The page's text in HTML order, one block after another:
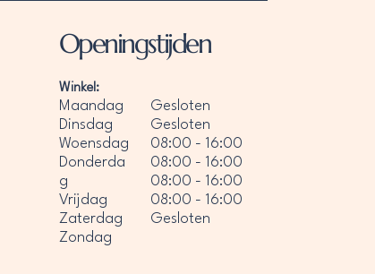
Openingstijden
Winkel:
Maandag
Dinsdag
Woensdag
Donderda
g
Vrijdag
Zaterdag
Zondag
Gesloten
Gesloten
08:00 - 16:00
08:00 - 16:00
08:00 - 16:00
08:00 - 16:00
Gesloten